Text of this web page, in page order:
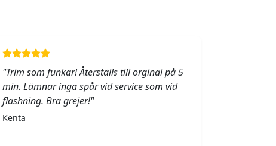
"Trim som funkar! Återställs till orginal på 5
min. Lämnar inga spår vid service som vid
flashning. Bra grejer!"
Kenta